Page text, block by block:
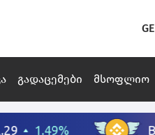
GE
გადაცემები მსოფლიო